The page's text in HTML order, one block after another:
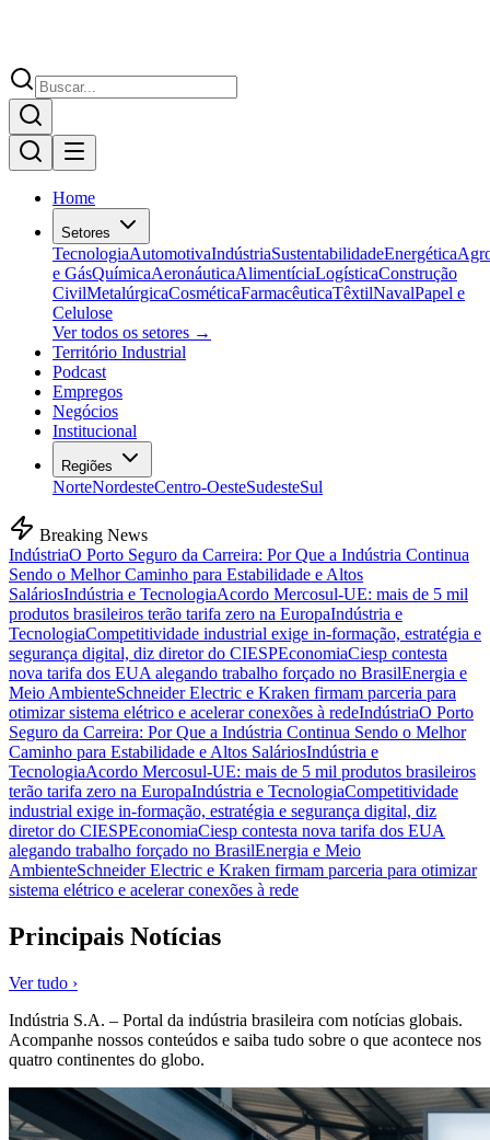
Home
Setores
TecnologiaAutomotivaIndústriaSustentabilidadeEnergética
e GásQuímicaAeronáuticaAlimentíciaLogísticaConstrução
CivilMetalúrgicaCosméticaFarmacêuticaTêxtilNavalPapel e
Celulose
Ver todos os setores →
Território Industrial
Podcast
Empregos
Negócios
Institucional
Regiões
NorteNordesteCentro-OesteSudesteSul
Breaking News
IndústriaO Porto Seguro da Carreira: Por Que a Indústria Continua
Sendo o Melhor Caminho para Estabilidade e Altos
SaláriosIndústria e TecnologiaAcordo Mercosul-UE: mais de 5 mil
produtos brasileiros terão tarifa zero na EuropaIndústria e
TecnologiaCompetitividade industrial exige in-formação, estratégia e
segurança digital, diz diretor do CIESPEconomiaCiesp contesta
nova tarifa dos EUA alegando trabalho forçado no BrasilEnergia e
Meio AmbienteSchneider Electric e Kraken firmam parceria para
otimizar sistema elétrico e acelerar conexões à redeIndústriaO Porto
Seguro da Carreira: Por Que a Indústria Continua Sendo o Melhor
Caminho para Estabilidade e Altos SaláriosIndústria e
TecnologiaAcordo Mercosul-UE: mais de 5 mil produtos brasileiros
terão tarifa zero na EuropaIndústria e TecnologiaCompetitividade
industrial exige in-formação, estratégia e segurança digital, diz
diretor do CIESPEconomiaCiesp contesta nova tarifa dos EUA
alegando trabalho forçado no BrasilEnergia e Meio
AmbienteSchneider Electric e Kraken firmam parceria para otimizar
sistema elétrico e acelerar conexões à rede
Principais Notícias
Ver tudo ›
Indústria S.A. – Portal da indústria brasileira com notícias globais.
Acompanhe nossos conteúdos e saiba tudo sobre o que acontece nos
quatro continentes do globo.